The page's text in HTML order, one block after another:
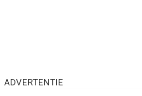
ADVERTENTIE